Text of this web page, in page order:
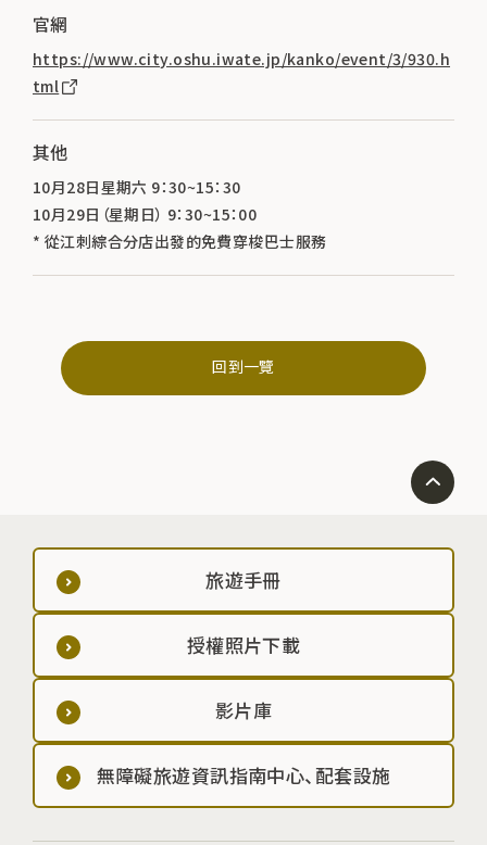
官網
https://www.city.oshu.iwate.jp/kanko/event/3/930.h
tml
其他
10月28日星期六 9：30~15：30
10月29日（星期日） 9：30~15：00
* 從江刺綜合分店出發的免費穿梭巴士服務
回到一覽
旅遊手冊
授權照片下載
影片庫
無障礙旅遊資訊指南中心、配套設施